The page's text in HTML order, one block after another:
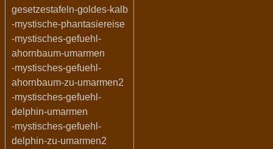
gesetzestafeln-goldes-kalb
-mystische-phantasiereise
-mystisches-gefuehl-
ahornbaum-umarmen
-mystisches-gefuehl-
ahornbaum-zu-umarmen2
-mystisches-gefuehl-
delphin-umarmen
-mystisches-gefuehl-
delphin-zu-umarmen2